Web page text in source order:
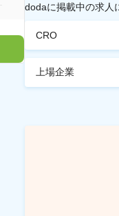
dodaに掲載中の求人
CRO
上場企業